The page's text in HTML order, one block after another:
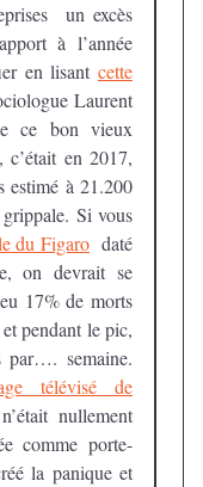
un excès
à l’année
en lisant cette
Laurent
ce bon vieux
c’était en 2017,
estimé à 21.200
Si vous
du Figarodaté
on devrait se
17% de morts
pendant le pic,
par…. semaine.
télévisé de
nullement
comme porte-
la panique et